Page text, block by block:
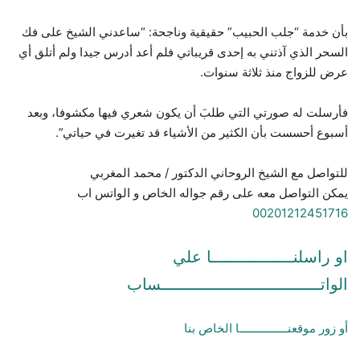
بأن خدمة “جلب الحبيب” حقيقية وناجحة: “ساعدني الشيخ على فك
السحر الذي آذتني به إحدى قريباتي فلم أعد أدرس جيدا ولم أتلق أي
عرض للزواج منذ ثلاثة سنوات.
فأرسلت له صورتي التي طلبَ أن يكون شعري فيها مكشوفا، وبعد
أسبوع أحسست بأن الكثير من الأشياء قد تغيرت في حياتي”.
للتواصل مع الشيخ الروحاني الدكتور / محمد المغربي
يمكن التواصل معه على رقم جواله الخاص و الواتس اب
00201212451716
او راسلنـــــــــــــــــا علي
الواتـــــــــــــــــــــــــــــــــساب
أو زور موقعنـــــــــــــــا الخاص بنا